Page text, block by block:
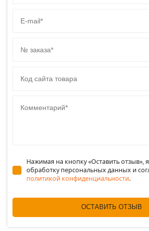
Нажимая на кнопку «Оставить отзыв»,
обработку персональных данных и
политикой конфиденциальности.
ОСТАВИТЬ ОТЗЫВ